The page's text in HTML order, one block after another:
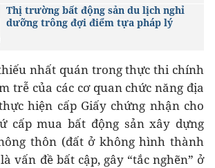
Thị trường bất động sản du lịch nghỉ
dưỡng trông đợi điểm tựa pháp lý
nhất quán trong thực thi chính
trễ của các cơ quan chức năng địa
hiện cấp Giấy chứng nhận cho
cấp mua bất động sản xây dựng
thôn (đất ở không hình thành
vấn đề bất cập, gây “tắc nghẽn” ở